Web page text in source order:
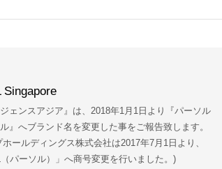
Singapore
ジェンスアジア』は、2018年1月1日より『パーソル
』へブランド名を変更した事をご報告致します。
ールディングス株式会社は2017年7月1日より、
（パーソル）」へ商号変更を行いました。)